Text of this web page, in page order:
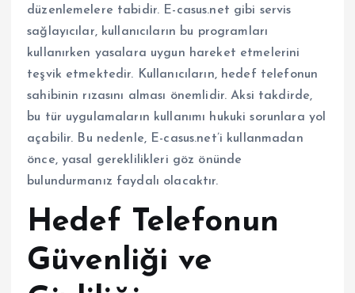
düzenlemelere tabidir. E-casus.net gibi servis
sağlayıcılar, kullanıcıların bu programları
kullanırken yasalara uygun hareket etmelerini
teşvik etmektedir. Kullanıcıların, hedef telefonun
sahibinin rızasını alması önemlidir. Aksi takdirde,
bu tür uygulamaların kullanımı hukuki sorunlara yol
açabilir. Bu nedenle, E-casus.net’i kullanmadan
önce, yasal gereklilikleri göz önünde
bulundurmanız faydalı olacaktır.
Hedef Telefonun
Güvenliği ve